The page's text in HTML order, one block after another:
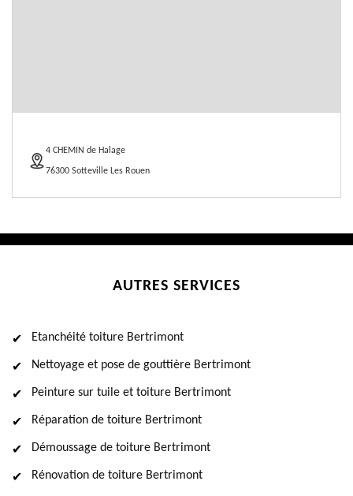
4 CHEMIN de Halage
76300 Sotteville Les Rouen
AUTRES SERVICES
Etanchéité toiture Bertrimont
Nettoyage et pose de gouttière Bertrimont
Peinture sur tuile et toiture Bertrimont
Réparation de toiture Bertrimont
Démoussage de toiture Bertrimont
Rénovation de toiture Bertrimont